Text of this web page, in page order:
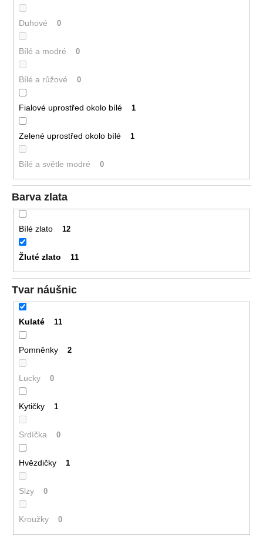
Duhové 0
Bílé a modré 0
Bílé a růžové 0
Fialové uprostřed okolo bílé 1
Zelené uprostřed okolo bílé 1
Bílé a světle modré 0
Barva zlata
Bílé zlato 12
Žluté zlato 11
Tvar náušnic
Kulaté 11
Pomněnky 2
Lucky 0
Kytičky 1
Srdíčka 0
Hvězdičky 1
Slzy 0
Kroužky 0